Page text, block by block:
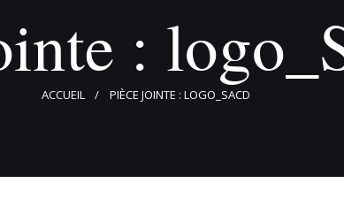
:
ACCUEIL PIÈCE JOINTE : LOGO_SACD